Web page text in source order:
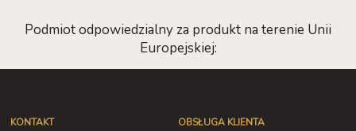
Podmiot odpowiedzialny za produkt na terenie Unii
Europejskiej:
KONTAKT
OBSŁUGA KLIENTA